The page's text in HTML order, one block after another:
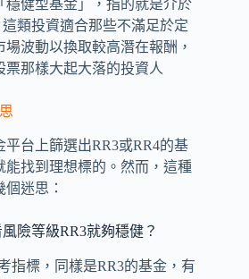
穩健型基金」，指的就是介於
類投資適合那些不滿足於定
波動以換取較高潛在報酬，
那樣大起大落的投資人
台上篩選出RR3或RR4的基
能找到理想標的。然而，這種
迷思：
險等級RR3就夠穩健？
指標，同樣是RR3的基金，有